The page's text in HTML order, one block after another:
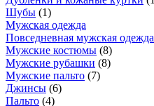
Шубы (1)
Мужская одежда
Повседневная мужская одежда
Мужские костюмы (8)
Мужские рубашки (8)
Мужские пальто (7)
Джинсы (6)
Пальто (4)